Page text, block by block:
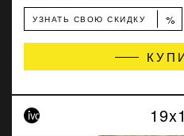
УЗНАТЬ СВОЮ СКИДКУ %